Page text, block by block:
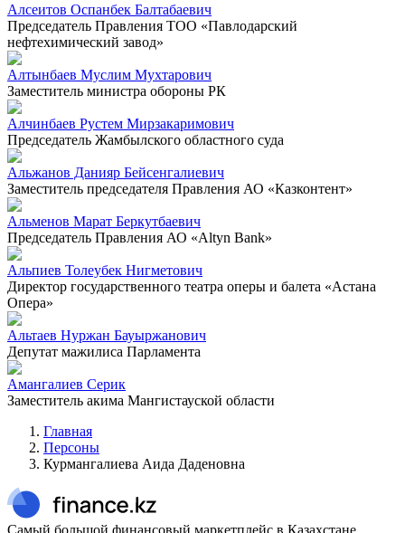
Алсеитов Оспанбек Балтабаевич
Председатель Правления ТОО «Павлодарский
нефтехимический завод»
Алтынбаев Муслим Мухтарович
Заместитель министра обороны РК
Алчинбаев Рустем Мирзакаримович
Председатель Жамбылского областного суда
Альжанов Данияр Бейсенгалиевич
Заместитель председателя Правления АО «Казконтент»
Альменов Марат Беркутбаевич
Председатель Правления АО «Altyn Bank»
Альпиев Толеубек Нигметович
Директор государственного театра оперы и балета «Астана
Опера»
Альтаев Нуржан Бауыржанович
Депутат мажилиса Парламента
Амангалиев Серик
Заместитель акима Мангистауской области
Главная
Персоны
Курмангалиева Аида Даденовна
Самый большой финансовый маркетплейс в Казахстане